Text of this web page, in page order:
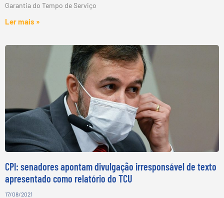
Garantia do Tempo de Serviço
Ler mais »
CPI: senadores apontam divulgação irresponsável de texto
apresentado como relatório do TCU
17/08/2021